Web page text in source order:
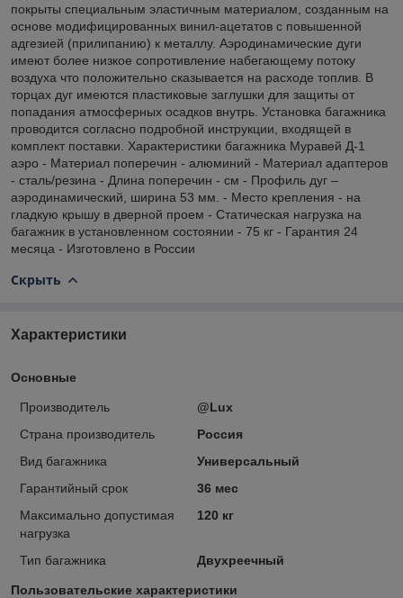
покрыты специальным эластичным материалом, созданным на
основе модифицированных винил-ацетатов с повышенной
адгезией (прилипанию) к металлу. Аэродинамические дуги
имеют более низкое сопротивление набегающему потоку
воздуха что положительно сказывается на расходе топлив. В
торцах дуг имеются пластиковые заглушки для защиты от
попадания атмосферных осадков внутрь. Установка багажника
проводится согласно подробной инструкции, входящей в
комплект поставки. Характеристики багажника Муравей Д-1
аэро - Материал поперечин - алюминий - Материал адаптеров
- сталь/резина - Длина поперечин - см - Профиль дуг –
аэродинамический, ширина 53 мм. - Место крепления - на
гладкую крышу в дверной проем - Статическая нагрузка на
багажник в установленном состоянии - 75 кг - Гарантия 24
месяца - Изготовлено в России
Скрыть
Характеристики
Основные
Производитель
@Lux
Страна производитель
Россия
Вид багажника
Универсальный
Гарантийный срок
36 мес
Максимально допустимая
нагрузка
120 кг
Тип багажника Двухреечный
Пользовательские характеристики